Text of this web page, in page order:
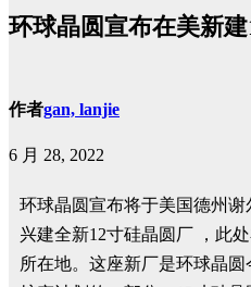
环球晶圆宣布在美新
作者gan, lanjie
6 月 28, 2022
环球晶圆宣布将于美国德州谢
兴建全新12寸硅晶圆厂 ，此
所在地。这座新厂是环球晶